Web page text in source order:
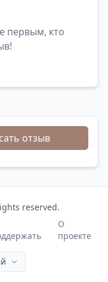
первым, кто
отзыв
reserved.
О
проекте